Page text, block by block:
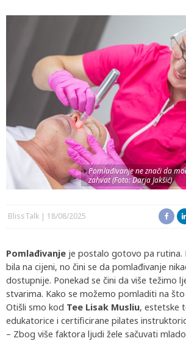
Pomlađivanje ne znači da
zahvat (Foto: Darja Jakšić)
BlissTalk 18/08/2025
Pomlađivanje je postalo gotovo pa rutina.
bila na cijeni, no čini se da pomlađivanje
dostupnije. Ponekad se čini da više težimo
stvarima. Kako se možemo pomladiti na što
Otišli smo kod Tee Lisak Musliu, estetske
edukatorice i certificirane pilates
– Zbog više faktora ljudi žele sačuvati